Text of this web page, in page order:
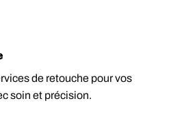
de retouche pour vos
soin et précision.